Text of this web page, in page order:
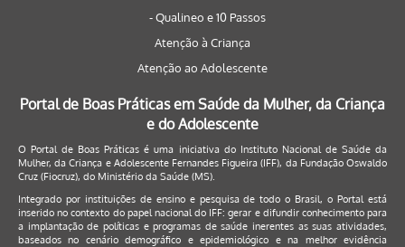
- Qualineo e 10 Passos
Atenção à Criança
Atenção ao Adolescente
Portal de Boas Práticas em Saúde da Mulher, da Criança
e do Adolescente
O Portal de Boas Práticas é uma iniciativa do Instituto Nacional de Saúde da
Mulher, da Criança e Adolescente Fernandes Figueira (IFF), da Fundação Oswaldo
Cruz (Fiocruz), do Ministério da Saúde (MS).
Integrado por instituições de ensino e pesquisa de todo o Brasil, o Portal está
inserido no contexto do papel nacional do IFF: gerar e difundir conhecimento para
a implantação de políticas e programas de saúde inerentes as suas atividades,
baseados no cenário demográfico e epidemiológico e na melhor evidência